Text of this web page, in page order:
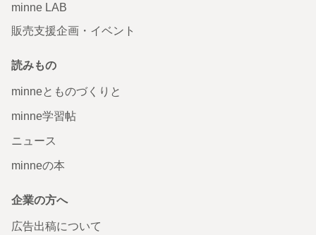
minne LAB
販売支援企画・イベント
読みもの
minneとものづくりと
minne学習帖
ニュース
minneの本
企業の方へ
広告出稿について